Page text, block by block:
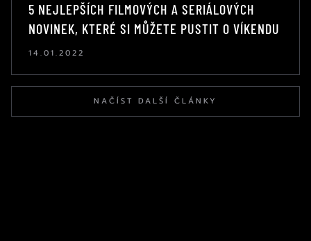
5 NEJLEPŠÍCH FILMOVÝCH A SERIÁLOVÝCH
NOVINEK, KTERÉ SI MŮŽETE PUSTIT O VÍKENDU
14.01.2022
NAČÍST DALŠÍ ČLÁNKY